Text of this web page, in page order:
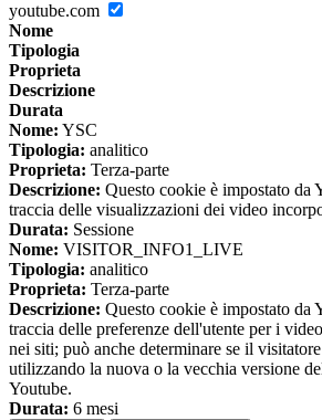
youtube.com
Nome
Tipologia
Proprieta
Descrizione
Durata
Nome: YSC
Tipologia: analitico
Proprieta: Terza-parte
Descrizione: Questo cookie è impostato da
traccia delle visualizzazioni dei video
Durata: Sessione
Nome: VISITOR_INFO1_LIVE
Tipologia: analitico
Proprieta: Terza-parte
Descrizione: Questo cookie è impostato da
traccia delle preferenze dell'utente per i
nei siti; può anche determinare se il
utilizzando la nuova o la vecchia versione
Youtube.
Durata: 6 mesi